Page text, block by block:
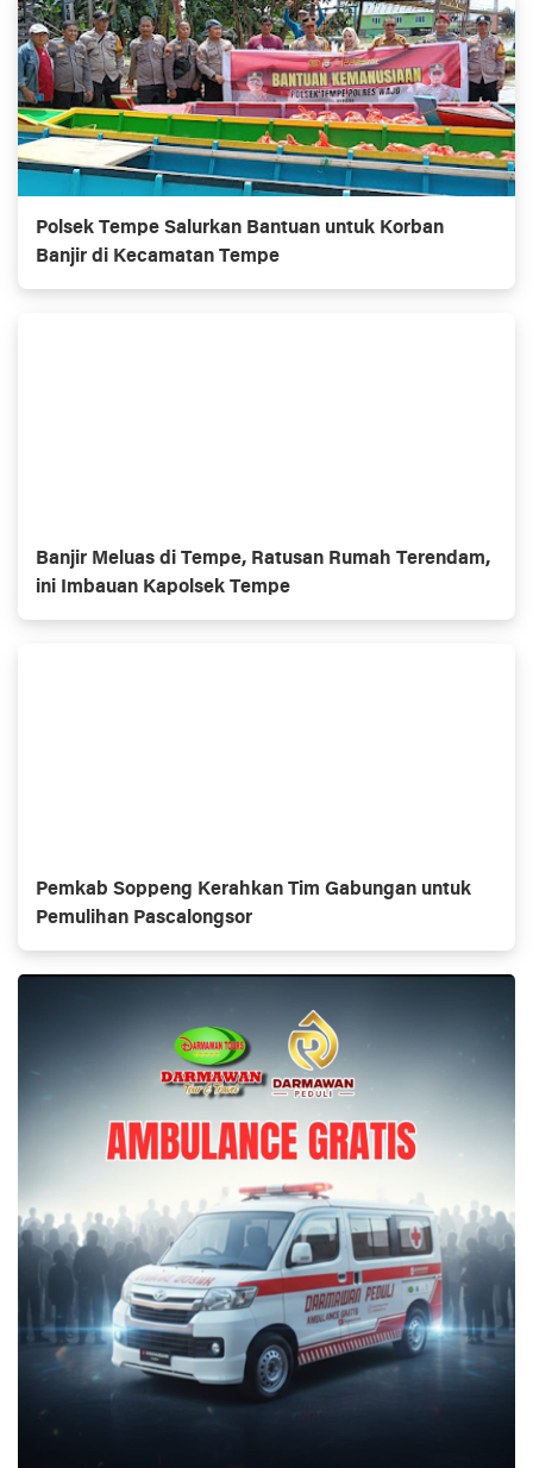
Polsek Tempe Salurkan Bantuan untuk Korban
Banjir di Kecamatan Tempe
Banjir Meluas di Tempe, Ratusan Rumah Terendam,
ini Imbauan Kapolsek Tempe
Pemkab Soppeng Kerahkan Tim Gabungan untuk
Pemulihan Pascalongsor